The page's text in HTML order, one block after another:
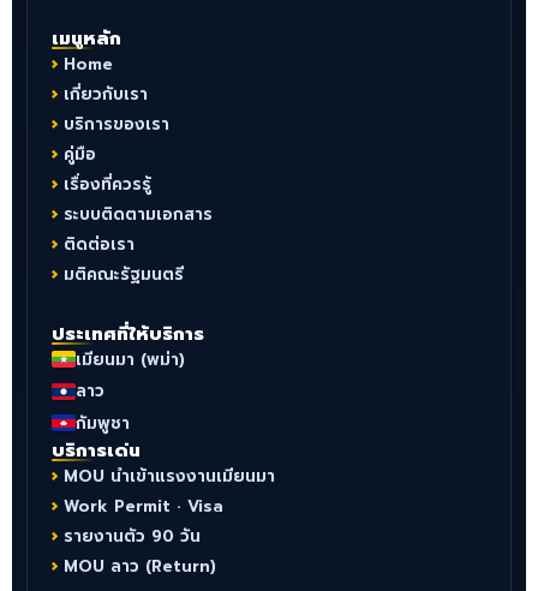
เมนูหลัก
Home
เกี่ยวกับเรา
บริการของเรา
คู่มือ
เรื่องที่ควรรู้
ระบบติดตามเอกสาร
ติดต่อเรา
มติคณะรัฐมนตรี
ประเทศที่ให้บริการ
เมียนมา (พม่า)
ลาว
กัมพูชา
บริการเด่น
MOU นำเข้าแรงงานเมียนมา
Work Permit · Visa
รายงานตัว 90 วัน
MOU ลาว (Return)